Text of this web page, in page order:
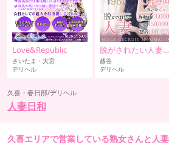
Love&Republic
さいたま・大宮
デリヘル
脱がされたい人
越谷
デリヘル
久喜・春日部/デリヘル
人妻日和
久喜エリアで営業している熟女さんと人